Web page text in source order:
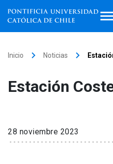
Facultades, escuelas e
Investigación
Inicio keyboard_arrow_right Noticias keyboard_arrow_right
Estación
28 noviembre 2023